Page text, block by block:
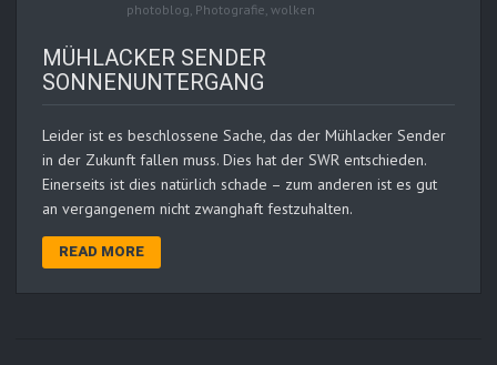
photoblog, Photografie, wolken
MÜHLACKER SENDER
SONNENUNTERGANG
Leider ist es beschlossene Sache, das der Mühlacker Sender
in der Zukunft fallen muss. Dies hat der SWR entschieden.
Einerseits ist dies natürlich schade – zum anderen ist es gut
an vergangenem nicht zwanghaft festzuhalten.
READ MORE